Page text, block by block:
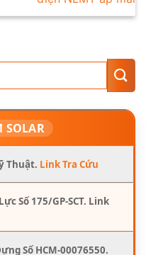
SOLAR
Thuật. Link Tra Cứu
Số 175/GP-SCT. Link
Số HCM-00076550.